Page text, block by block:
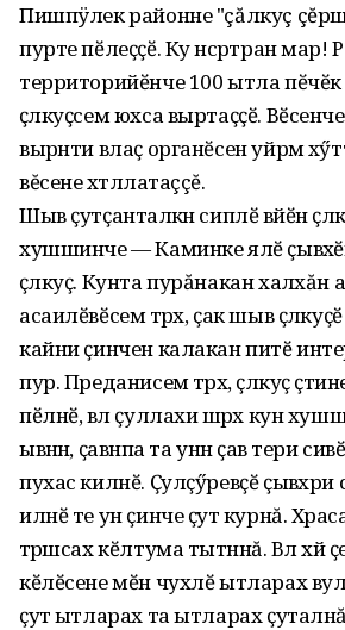
Пишпÿлек районне "çăлкуç
пурте пӗлеҫҫӗ. Ку ӑнсӑртран мар!
территорийӗнче 100 ытла пӗчӗк
ҫӑлкуҫсем юхса выртаҫҫӗ.
вырӑнти влаҫ органӗсен уйрӑм
вĕсене хӑтлӑлатаççĕ.
Шыв ҫутҫанталӑкӑн сиплӗ вӑйӗн
хушшинче — Каминке ялӗ
ҫӑлкуҫ. Кунта пурăнакан халӑхăн
асаилӗвӗсем тӑрӑх, ҫак шыв
кайни ҫинчен калакан питӗ
пур. Преданисем тӑрӑх, ҫӑлкуҫ
пӗлнӗ, вӑл ҫуллахи шӑрӑх кун
ывӑннӑ, ҫавӑнпа та унӑн ҫав тери
пухас килнӗ. Ҫулҫӳревҫӗ ҫывӑхри
илнӗ те ун ҫинче ҫутӑ курнă.
тӑрӑшсах кӗлтума тытӑннă. Вӑл хӑй
кӗлӗсене мӗн чухлӗ ытларах
ҫутӑ ытларах та ытларах